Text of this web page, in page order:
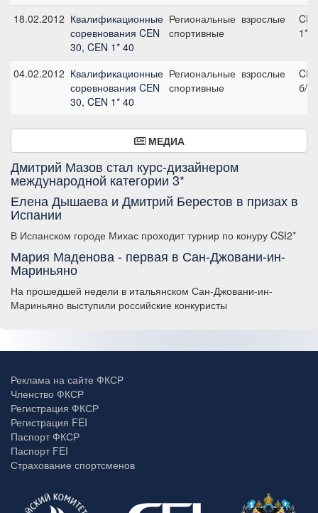
18.02.2012 Квалификационные
соревнования CEN
30, CEN 1* 40
Региональные
спортивные
взрослые
1*
04.02.2012 Квалификационные
соревнования CEN
30, CEN 1* 40
Региональные
спортивные
взрослые
б/у
МЕДИА
Дмитрий Мазов стал курс-дизайнером
международной категории 3*
Елена Дышаева и Дмитрий Берестов в призах в
Испании
В Испанском городе Михас проходит турнир по конуру CSI2*
Мария Маденова - первая в Сан-Джовани-ин-
Мариньяно
На прошедшей недели в итальянском Сан-Джовани-ин-
Мариньяно выступили российские конкуристы
Реклама на сайте ФКСР
Членство ФКСР
Регистрация ФКСР
Регистрация FEI
Паспорт ФКСР
Паспорт FEI
Страхование спортсменов